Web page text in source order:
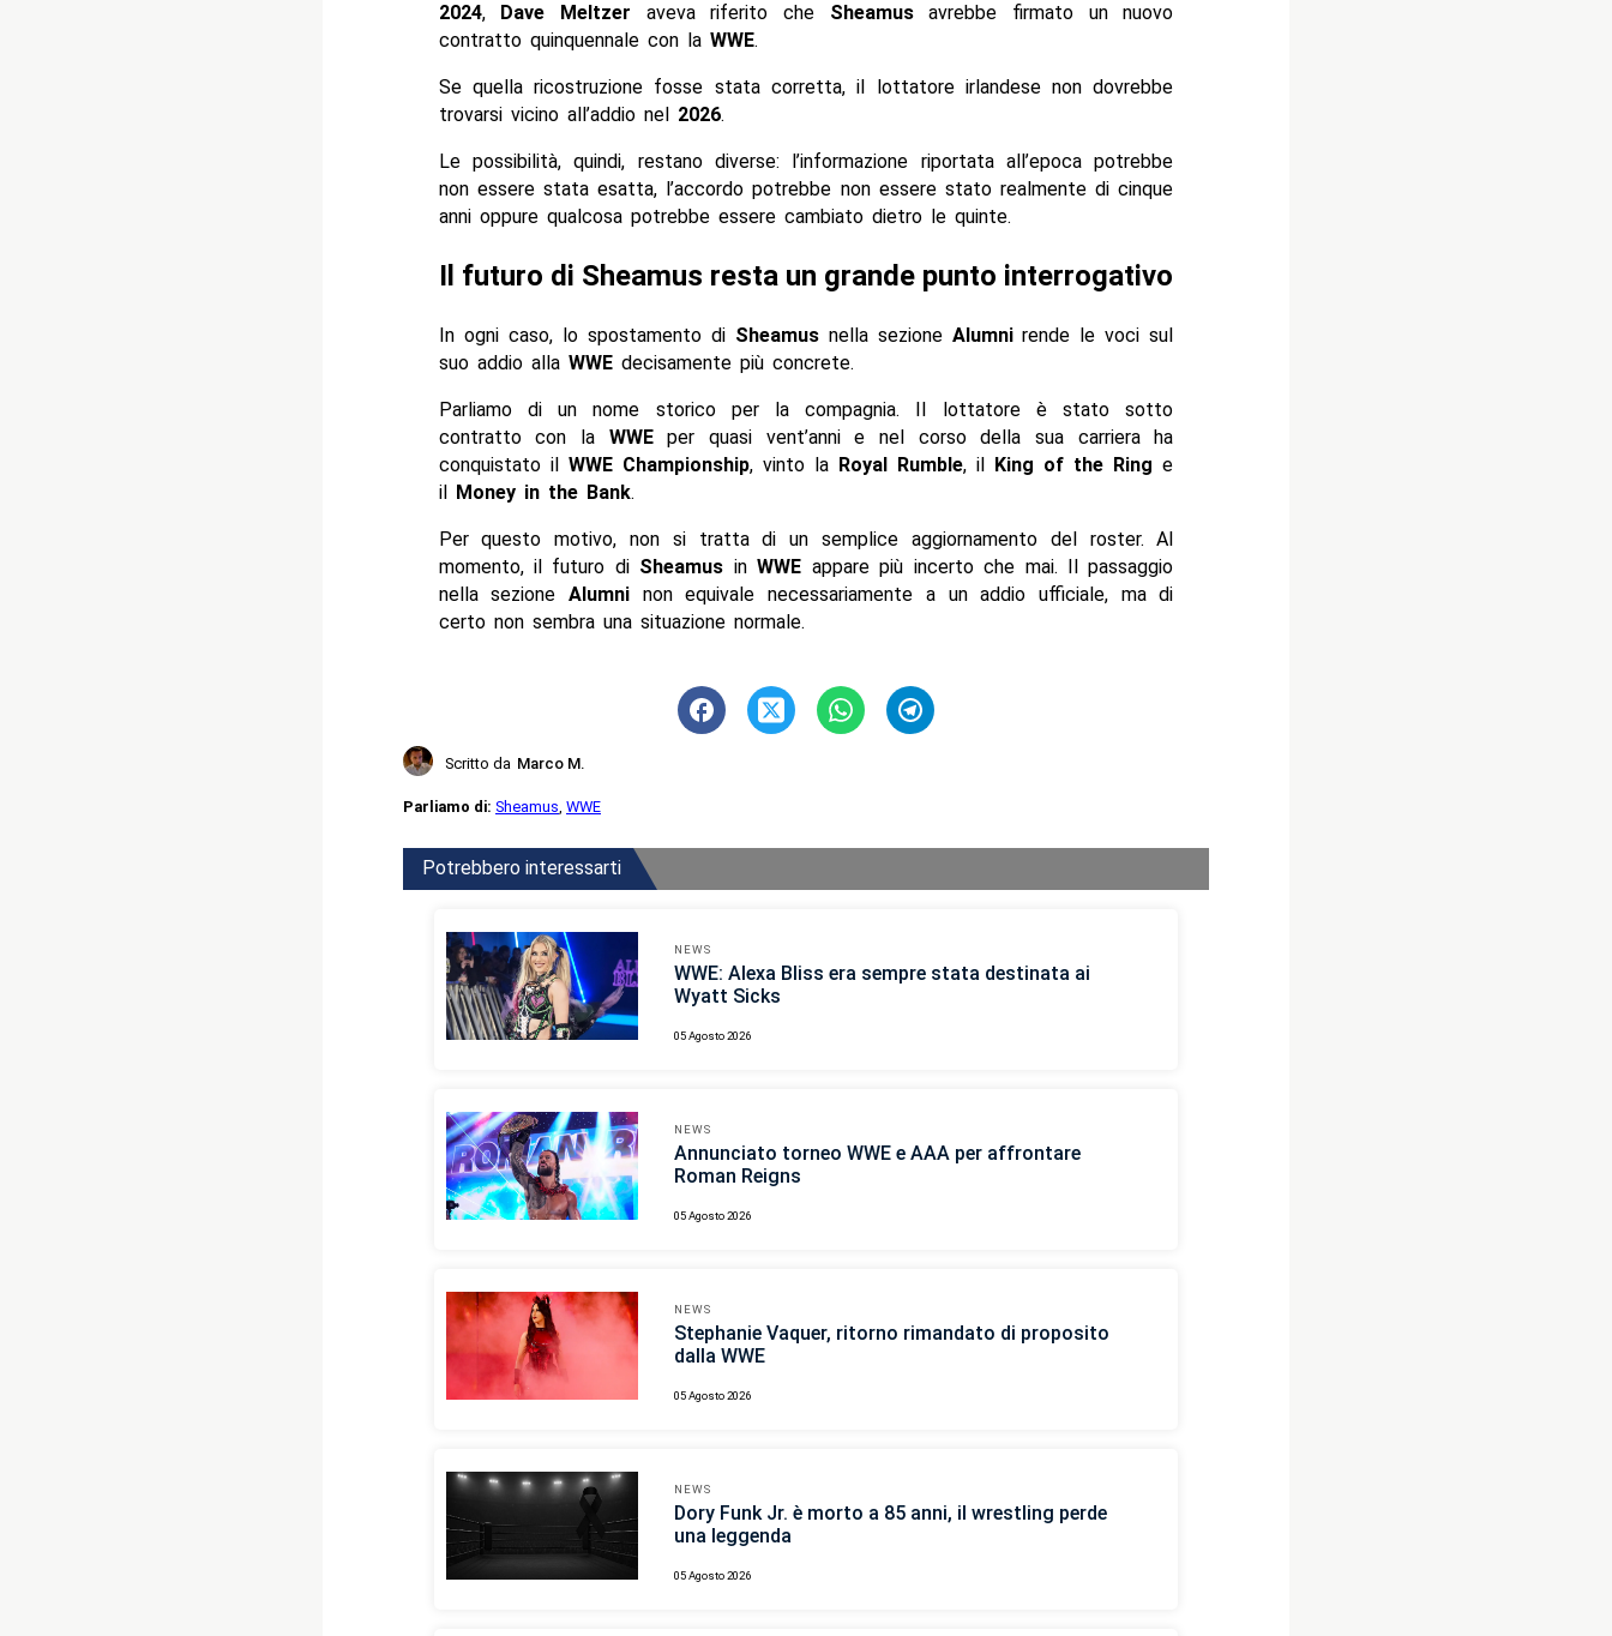
2024, Dave Meltzer aveva riferito che Sheamusavrebbe firmato un nuovo
contratto quinquennale con la WWE.
Se quella ricostruzione fosse stata corretta, il lottatore irlandese non dovrebbe
trovarsi vicino all’addio nel 2026.
Le possibilità, quindi, restano diverse: l’informazione riportata all’epoca potrebbe
non essere stata esatta, l’accordo potrebbe non essere stato realmente di cinque
anni oppure qualcosa potrebbe essere cambiato dietro le quinte.
Il futuro di Sheamus resta un grande punto interrogativo
In ogni caso, lo spostamento di Sheamusnella sezione Alumnirende le voci sul
suo addio alla WWEdecisamente più concrete.
Parliamo di un nome storico per la compagnia. Il lottatore è stato sotto
contratto con la WWEper quasi vent’anni e nel corso della sua carriera ha
conquistato il WWE Championship, vinto la Royal Rumble, il King of the Ring e
il Money in the Bank.
Per questo motivo, non si tratta di un semplice aggiornamento del roster. Al
momento, il futuro di Sheamus inWWE appare più incerto che mai. Il passaggio
nella sezione Alumninon equivale necessariamente a un addio ufficiale, ma di
certo non sembra una situazione normale.
Scritto da Marco M.
Parliamo di: Sheamus WWE
Potrebbero interessarti
NEWS
WWE: Alexa Bliss era sempre stata destinata ai
Wyatt Sicks
05 Agosto 2026
NEWS
Annunciato torneo WWE e AAA per affrontare
Roman Reigns
05 Agosto 2026
NEWS
Stephanie Vaquer, ritorno rimandato di proposito
dalla WWE
05 Agosto 2026
NEWS
Dory Funk Jr. è morto a 85 anni, il wrestling perde
una leggenda
05 Agosto 2026